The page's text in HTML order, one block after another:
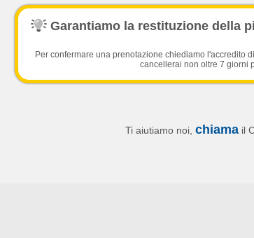
Garantiamo la restituzione della
Per confermare una prenotazione chiediamo l'accredito
cancellerai non oltre 7 giorni
Ti aiutiamo noi, chiamail